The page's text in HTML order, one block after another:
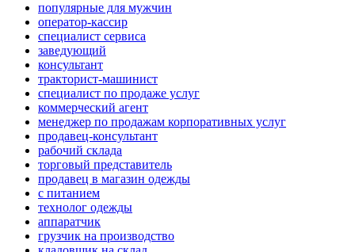
популярные для мужчин
оператор-кассир
специалист сервиса
заведующий
консультант
тракторист-машинист
специалист по продаже услуг
коммерческий агент
менеджер по продажам корпоративных услуг
продавец-консультант
рабочий склада
торговый представитель
продавец в магазин одежды
с питанием
технолог одежды
аппаратчик
грузчик на производство